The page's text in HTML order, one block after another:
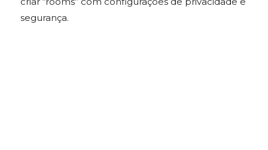
segurança.